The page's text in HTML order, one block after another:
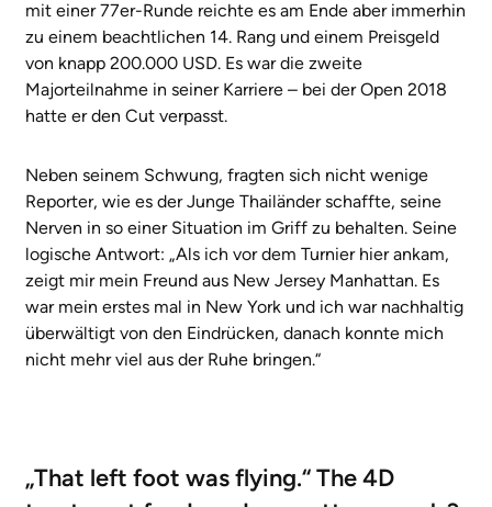
mit einer 77er-Runde reichte es am Ende aber immerhin
zu einem beachtlichen 14. Rang und einem Preisgeld
von knapp 200.000 USD. Es war die zweite
Majorteilnahme in seiner Karriere – bei der Open 2018
hatte er den Cut verpasst.
Neben seinem Schwung, fragten sich nicht wenige
Reporter, wie es der Junge Thailänder schaffte, seine
Nerven in so einer Situation im Griff zu behalten. Seine
logische Antwort: „Als ich vor dem Turnier hier ankam,
zeigt mir mein Freund aus New Jersey Manhattan. Es
war mein erstes mal in New York und ich war nachhaltig
überwältigt von den Eindrücken, danach konnte mich
nicht mehr viel aus der Ruhe bringen.“
„That left foot was flying.“ The 4D